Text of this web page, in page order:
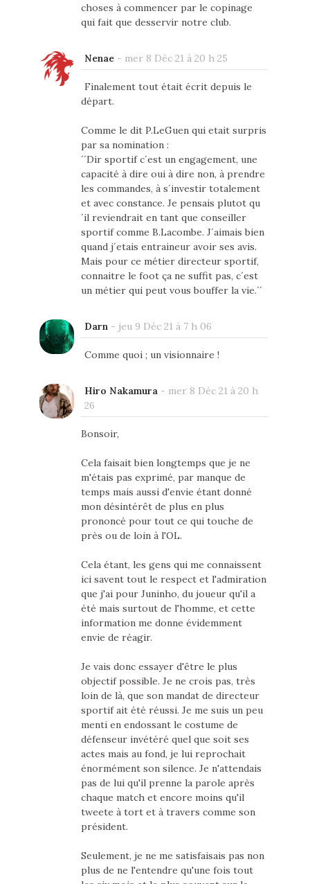
choses à commencer par le copinage
qui fait que desservir notre club.
Nenae- mer 8 Déc 21 à 20 h 25
Finalement tout était écrit depuis le
départ.
Comme le dit P.LeGuen qui etait surpris
par sa nomination :
´´Dir sportif c´est un engagement, une
capacité à dire oui à dire non, à prendre
les commandes, à s´investir totalement
et avec constance. Je pensais plutot qu
´il reviendrait en tant que conseiller
sportif comme B.Lacombe. J´aimais bien
quand j´etais entraineur avoir ses avis.
Mais pour ce métier directeur sportif,
connaitre le foot ça ne suffit pas, c´est
un métier qui peut vous bouffer la vie.´´
Darn- jeu 9 Déc 21 à 7 h 06
Comme quoi ; un visionnaire !
Hiro Nakamura- mer 8 Déc 21 à 20 h
26
Bonsoir,
Cela faisait bien longtemps que je ne
m'étais pas exprimé, par manque de
temps mais aussi d'envie étant donné
mon désintérêt de plus en plus
prononcé pour tout ce qui touche de
près ou de loin à l'OL.
Cela étant, les gens qui me connaissent
ici savent tout le respect et l'admiration
que j'ai pour Juninho, du joueur qu'il a
été mais surtout de l'homme, et cette
information me donne évidemment
envie de réagir.
Je vais donc essayer d'être le plus
objectif possible. Je ne crois pas, très
loin de là, que son mandat de directeur
sportif ait été réussi. Je me suis un peu
menti en endossant le costume de
défenseur invétéré quel que soit ses
actes mais au fond, je lui reprochait
énormément son silence. Je n'attendais
pas de lui qu'il prenne la parole après
chaque match et encore moins qu'il
tweete à tort et à travers comme son
président.
Seulement, je ne me satisfaisais pas non
plus de ne l'entendre qu'une fois tout